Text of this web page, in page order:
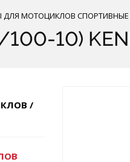
МОТОЦИКЛОВ СПОРТИВНЫЕ
10)
/